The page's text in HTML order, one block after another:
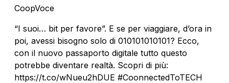
CoopVoce
“I suoi… bit per favore”. E se per viaggiare, d’ora in
poi, avessi bisogno solo di 010101010101? Ecco,
con il nuovo passaporto digitale tutto questo
potrebbe diventare realtà. Scopri di più:
https://t.co/wNueu2hDUE #CoonnectedToTECH